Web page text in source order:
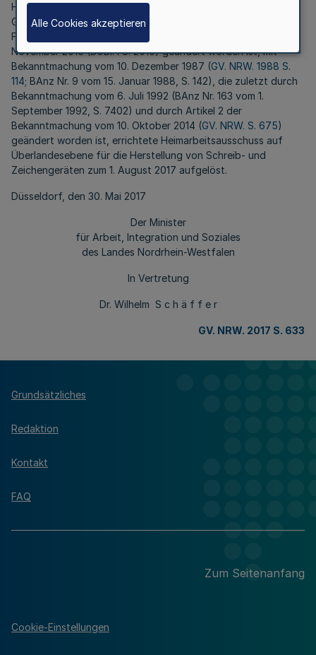
Heimarbeitsgesetzes in der im Bundesgesetzblatt Teil III,
Gliederungsnummer 804-1, veröffentlichten bereinigten
Fassung, das zuletzt durch Artikel 26 des Gesetzes vom 20.
November 2015 (BGBl. I S. 2010) geändert worden ist, mit
Bekanntmachung vom 10. Dezember 1987 (GV. NRW. 1988 S.
114; BAnz Nr. 9 vom 15. Januar 1988, S. 142), die zuletzt durch
Bekanntmachung vom 6. Juli 1992 (BAnz Nr. 163 vom 1.
September 1992, S. 7402) und durch Artikel 2 der
Bekanntmachung vom 10. Oktober 2014 (GV. NRW. S. 675)
geändert worden ist, errichtete Heimarbeitsausschuss auf
Überlandesebene für die Herstellung von Schreib- und
Zeichengeräten zum 1. August 2017 aufgelöst.
Düsseldorf, den 30. Mai 2017
Der Minister
für Arbeit, Integration und Soziales
des Landes Nordrhein-Westfalen
In Vertretung
Dr. Wilhelm S c h ä f f e r
GV. NRW. 2017 S. 633
Grundsätzliches
Redaktion
Kontakt
FAQ
Zum Seitenanfang
Cookie-Einstellungen
Alle Cookies akzeptieren